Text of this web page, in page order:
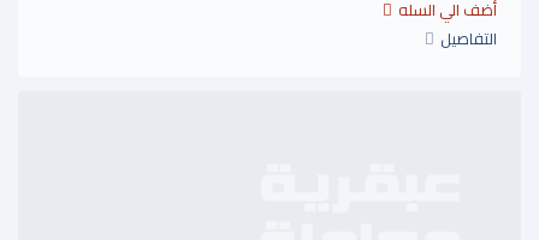
التفاصيل